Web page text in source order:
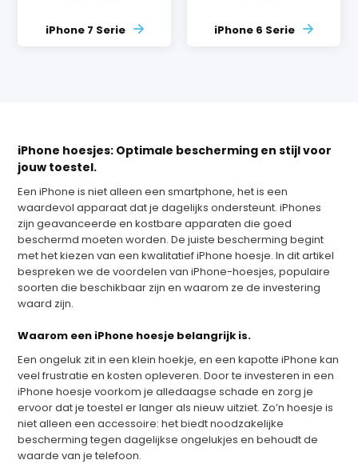
iPhone 7 Serie iPhone 6 Serie
iPhone hoesjes: Optimale bescherming en stijl voor
jouw toestel.
Een iPhone is niet alleen een smartphone, het is een
waardevol apparaat dat je dagelijks ondersteunt. iPhones
zijn geavanceerde en kostbare apparaten die goed
beschermd moeten worden. De juiste bescherming begint
met het kiezen van een kwalitatief iPhone hoesje. In dit artikel
bespreken we de voordelen van iPhone-hoesjes, populaire
soorten die beschikbaar zijn en waarom ze de investering
waard zijn.
Waarom een iPhone hoesje belangrijk is.
Een ongeluk zit in een klein hoekje, en een kapotte iPhone kan
veel frustratie en kosten opleveren. Door te investeren in een
iPhone hoesje voorkom je alledaagse schade en zorg je
ervoor dat je toestel er langer als nieuw uitziet. Zo’n hoesje is
niet alleen een accessoire: het biedt noodzakelijke
bescherming tegen dagelijkse ongelukjes en behoudt de
waarde van je telefoon.